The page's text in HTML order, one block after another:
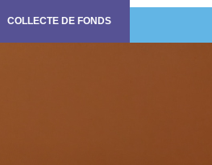
COLLECTE DE FONDS